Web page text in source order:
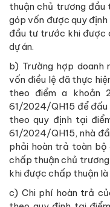
thuận chủ trương đầu
góp vốn được quy
đầu tư trước khi được
dự án.
b) Trường hợp doanh
vốn điều lệ đã thực
theo điểm a khoản
61/2024/QH15 để
theo quy định tại
61/2024/QH15, nhà
phải hoàn trả toàn
chấp thuận chủ
khi được chấp thuận là
c) Chi phí hoàn trả